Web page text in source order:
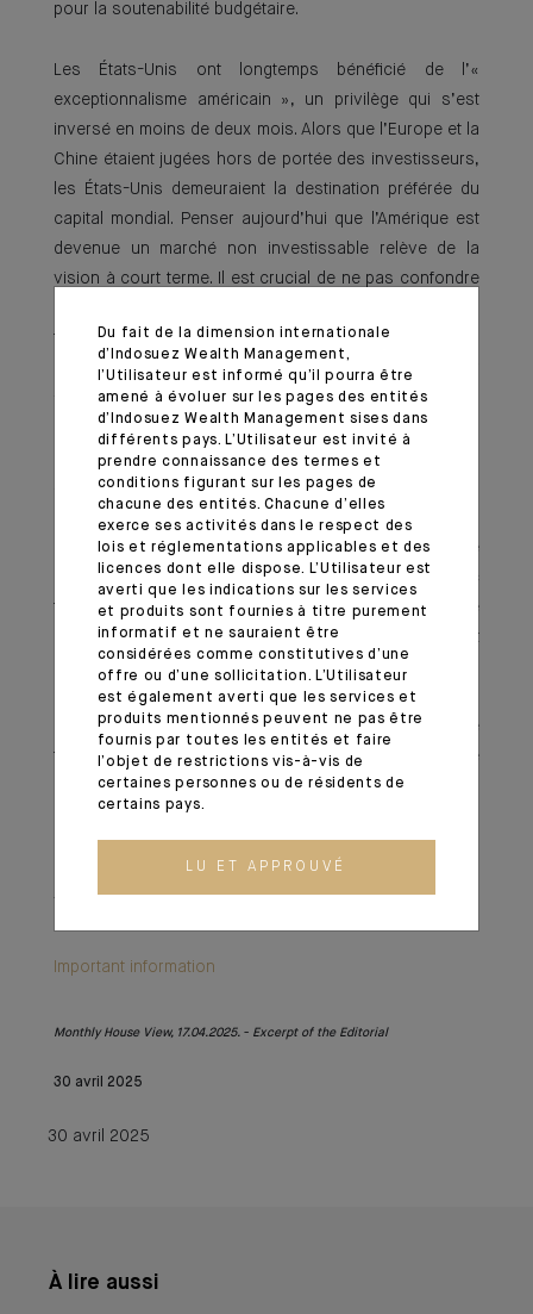
pour la soutenabilité budgétaire.
Les États-Unis ont longtemps bénéficié de l’«
exceptionnalisme américain », un privilège qui s’est
inversé en moins de deux mois. Alors que l’Europe et la
Chine étaient jugées hors de portée des investisseurs,
les États-Unis demeuraient la destination préférée du
capital mondial. Penser aujourd’hui que l’Amérique est
devenue un marché non investissable relève de la
vision à court terme. Il est crucial de ne pas confondre
technologique, d’esprit entrepreneurial, de dépenses
d’investissements soutenues et de création de valeur
– avec l’administration en place. Certes, des
ajustements économiques s’avéreront inévitables,
mais à long terme, l’ingéniosité humaine saura
s’adapter et trouver des solutions.
Dans cette édition, notre Chief Strategist Asie analyse
comment le continent pourrait absorber le choc
tarifaire américain. La Chine, engagée depuis plus d’une
décennie dans un découplage progressif, a vu la part
de ses échanges avec les États-Unis chuter de 6,2 %
de son PIB nominal en 2010 à 3,7 % en 2024. En
parallèle, le pays a renforcé son autonomie
technologique, lui conférant aujourd’hui une meilleure
résilience face aux tarifs punitifs américains. Il nous
reste désormais 90 jours pour repenser l’ordre du
1 - En français : Jour de la libération.
Important information
Monthly House View, 17.04.2025. - Excerpt of the Editorial
30 avril 2025
30 avril 2025
À lire aussi
Du fait de la dimension internationale
d’Indosuez Wealth Management,
l’Utilisateur est informé qu’il pourra être
amené à évoluer sur les pages des entités
d’Indosuez Wealth Management sises dans
différents pays. L’Utilisateur est invité à
prendre connaissance des termes et
conditions figurant sur les pages de
chacune des entités. Chacune d’elles
exerce ses activités dans le respect des
lois et réglementations applicables et des
licences dont elle dispose. L’Utilisateur est
averti que les indications sur les services
et produits sont fournies à titre purement
informatif et ne sauraient être
considérées comme constitutives d’une
offre ou d’une sollicitation. L’Utilisateur
est également averti que les services et
produits mentionnés peuvent ne pas être
fournis par toutes les entités et faire
l’objet de restrictions vis-à-vis de
certaines personnes ou de résidents de
certains pays.
LU ET APPROUVÉ